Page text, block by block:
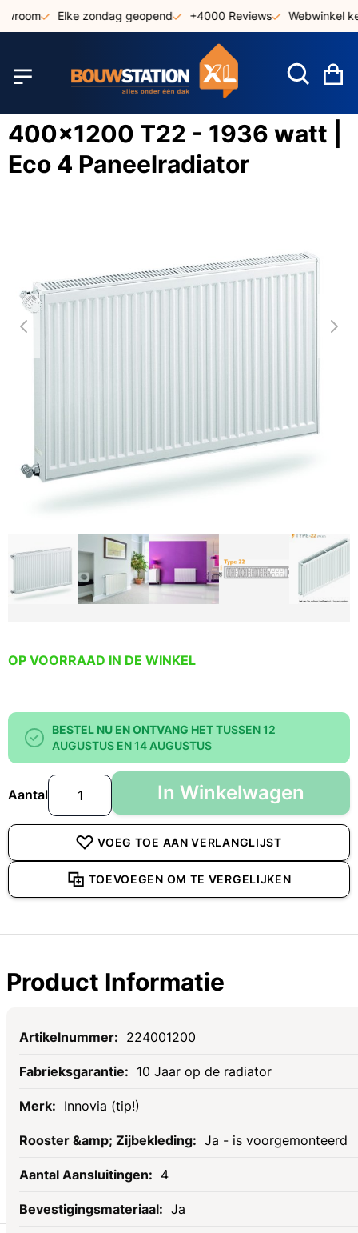
naar
Elke zondag geopend +4000 Reviews Webwinkel
400x1200 T22 - 1936 watt |
Eco 4 Paneelradiator
OP VOORRAAD IN DE WINKEL
BESTEL NU EN ONTVANG HETTUSSEN 12
AUGUSTUS EN 14 AUGUSTUS
Aantal In Winkelwagen
VOEG TOE AAN VERLANGLIJST
TOEVOEGEN OM TE VERGELIJKEN
Product Informatie
Specificaties
224001200
10 Jaar op de radiator
Innovia (tip!)
Ja - is voorgemonteerd
4
Ja